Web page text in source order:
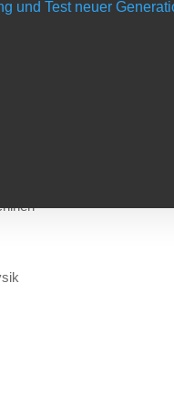
und Test neuer